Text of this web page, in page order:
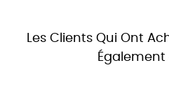
Les Clients Qui Ont
Également